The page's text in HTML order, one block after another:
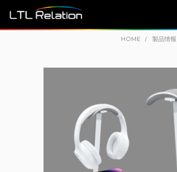
HOME 製品情報